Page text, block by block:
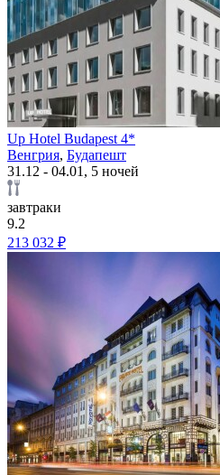
Up Hotel Budapest 4*
Венгрия, Будапешт
31.12 - 04.01, 5 ночей
завтраки
9.2
213 032 ₽